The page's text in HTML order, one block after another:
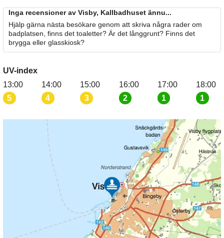
Inga recensioner av Visby, Kallbadhuset ännu...
Hjälp gärna nästa besökare genom att skriva några rader om
badplatsen, finns det toaletter? Är det långgrunt? Finns det
brygga eller glasskiosk?
UV-index
13:00
5
14:00
4
15:00
3
16:00
2
17:00
1
18:00
1